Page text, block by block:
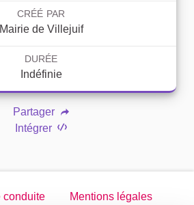
CRÉÉ PAR
Mairie de Villejuif
DURÉE
Indéfinie
Partager
Intégrer
conduite Mentions légales